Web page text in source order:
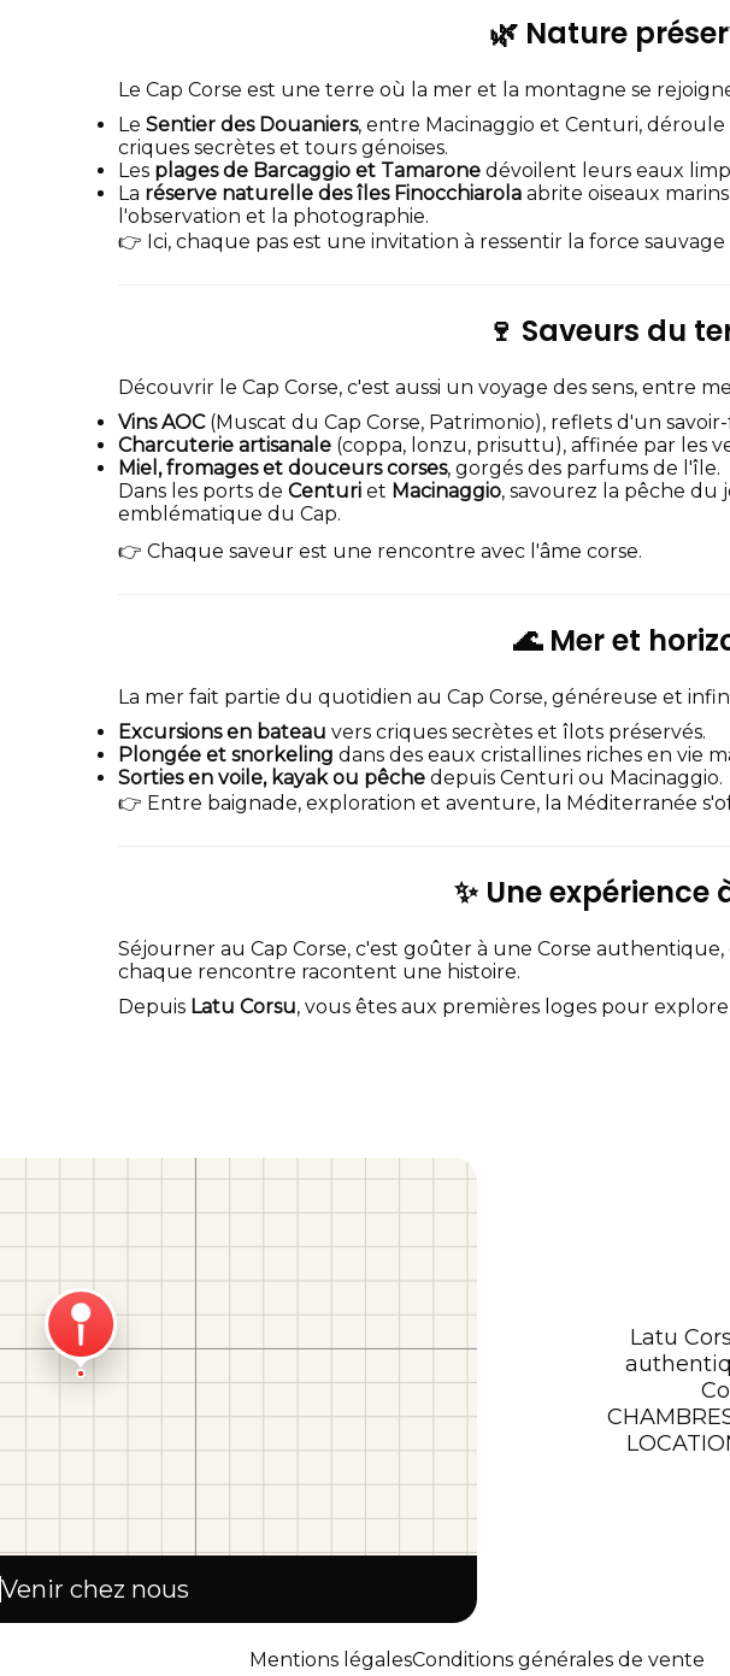
🌿 Nature
Le Cap Corse est une terre où la mer et la montagne se
Le Sentier des Douaniers, entre Macinaggio et Centuri,
criques secrètes et tours génoises.
Les plages de Barcaggio et Tamaronedévoilent leurs eaux
La réserve naturelle des îles Finocchiarolaabrite oiseaux
l'observation et la photographie.
👉 Ici, chaque pas est une invitation à ressentir la force sauvage
🍷 Saveurs du
Découvrir le Cap Corse, c'est aussi un voyage des sens, entre
Vins AOC(Muscat du Cap Corse, Patrimonio), reflets d'un
Charcuterie artisanale(coppa, lonzu, prisuttu), affinée par les
Miel, fromages et douceurs corses, gorgés des parfums de l'île.
Dans les ports de Centuriet Macinaggio, savourez la pêche du
emblématique du Cap.
👉 Chaque saveur est une rencontre avec l'âme corse.
🌊 Mer et
La mer fait partie du quotidien au Cap Corse, généreuse et
Excursions en bateau vers criques secrètes et îlots préservés.
Plongée et snorkeling dans des eaux cristallines riches en vie
Sorties en voile, kayak ou pêchedepuis Centuri ou Macinaggio.
👉 Entre baignade, exploration et aventure, la Méditerranée
✨ Une expérience
Séjourner au Cap Corse, c'est goûter à une Corse
chaque rencontre racontent une histoire.
Depuis Latu Corsu, vous êtes aux premières loges pour
Venir chez nous
Latu
Mentions légalesConditions générales de vente